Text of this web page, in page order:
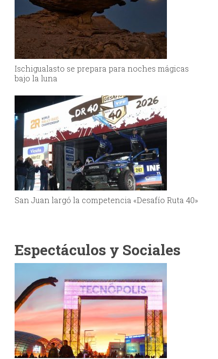
Ischigualasto se prepara para noches mágicas
bajo la luna
San Juan largó la competencia «Desafío Ruta 40»
Espectáculos y Sociales